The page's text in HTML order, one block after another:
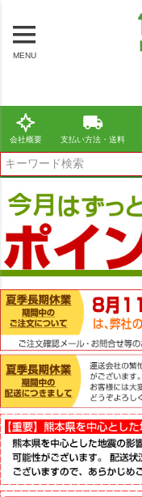
MENU
会社概要 支払い方法・送料